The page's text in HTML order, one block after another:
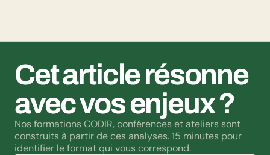
Cet article résonne
avec vos enjeux ?
Nos formations CODIR, conférences et ateliers sont
construits à partir de ces analyses. 15 minutes pour
identifier le format qui vous correspond.